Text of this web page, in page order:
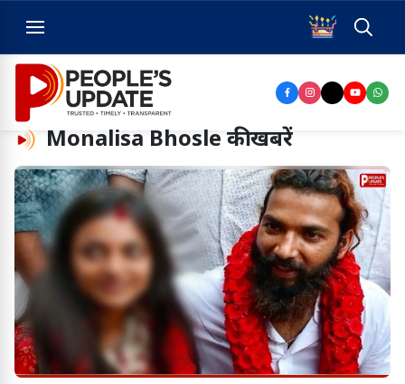
Monalisa Bhosle की खबरें